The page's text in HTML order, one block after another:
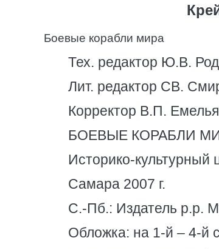
Боевые корабли мира
Тех. редактор Ю.В.
Лит. редактор СВ.
Корректор В.П.
БОЕВЫЕ КОРАБЛИ
Историко-
Самара 2007 г.
С.-Пб.: Издатель p.p.
Обложка: на 1-й – 4-й